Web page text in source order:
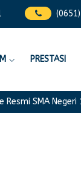
PRESTASI
SMA Negeri 12